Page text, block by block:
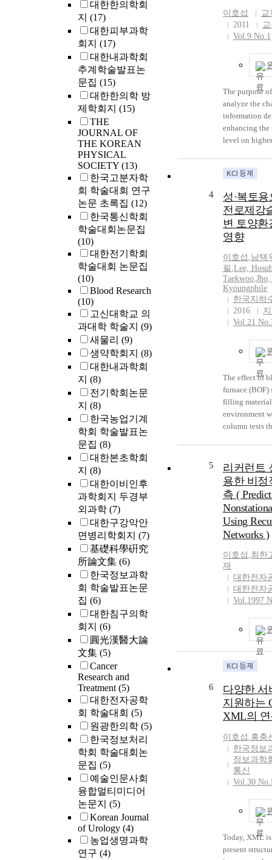
대한한의학회
지 (17)
대한피부과학
회지 (17)
대한내과학회
추계학술발표논
문집 (15)
대한한의학 방
제학회지 (15)
THE
JOURNAL OF
THE KOREAN
PHYSICAL
SOCIETY (13)
한국고분자학
회 학술대회 연구
논문 초록집 (12)
한국통신학회
학술대회논문집
(10)
대한전기학회
학술대회 논문집
(10)
Blood Research
(10)
고신대학교 의
과대학 학술지 (9)
새물리 (9)
생약학회지 (8)
대한내과학회
지 (8)
전기학회논문
지 (8)
한국농업기계
학회 학술발표논
문집 (8)
대한본초학회
지 (8)
대한이비인후
과학회지 두경부
외과학 (7)
대한구강악안
면병리학회지 (7)
基礎科學硏究
所論文集 (6)
한국정보과학
회 학술발표논문
집 (6)
대한침구의학
회지 (6)
圓光漢醫大論
文集 (5)
Cancer
Research and
Treatment(5)
대한전자공학
회 학술대회 (5)
원광한의학 (5)
한국정보처리
학회 학술대회논
문집 (5)
예술인문사회
융합멀티미디어
논문지 (5)
Korean Journal
of Urology (4)
농업생명과학
연구 (4)
groups, which
diet plus 100
lead, and one
normal diet
water
Food intake,
and the
in the
were lower
Lycii Fructus
group. The
accumulation
kidney was
Fructus water
The Plasma
administration
compared
water
aldosterone
in the lead
as compared
suggest that
extracts has
the
kidney and it
Lycii Fructus
some
induced
but the
effects was
이호섭
교
2011
Vol.9 No.1
The purpose
analyze the
information
enhancing the
level on
considering
research was
current higher
statistics
with the
organization
To analyze
information
statistics
important
according to
for
level were
propose an
direction of
study result is
was revealed
have the
statistics
the internal
securing and
professors
on recruiting
was found
demand for
and future
important for
students and
Especially, it
expand the
information
result in
university.
the statistics
the
institutions, it
provide them
classification
various
areas and
compatibility
indexes is
enhance the
the users of
statistics for
competent
to establish
is necessary
information
of usage
4
성·복토
전로제강
변 토양환
영향
이호섭 ,남택
필 ,Lee,
Taekwoo,
Kyoungphile
한국지하
2016
Vol.21
The effect of
furnace (BOF)
filling
environment
column tests
Mn, Zn, Ni,
leachate
similar to that
(i.e., soils that
by the
Pb contents
leachate
contaminants
attributed to
between
alkalinity
<sup>2−</
<sup>−</sup>,
OH<sup>−</
ions with
fate of heavy
leachate
germination
affected by
controls were
However, the
alkalophilic
significantly
can be
increased
alkaline
study shows
5
리커런트
용한 비정
측 (
Using
Networks )
이호섭 ,최한
재
대한전자
대한전자
Vol.1997
6
다양한 서
지원하는
XML의
이호섭 ,홍충
한국정보
정보과학
통신
Vol.30
Today, XML
present